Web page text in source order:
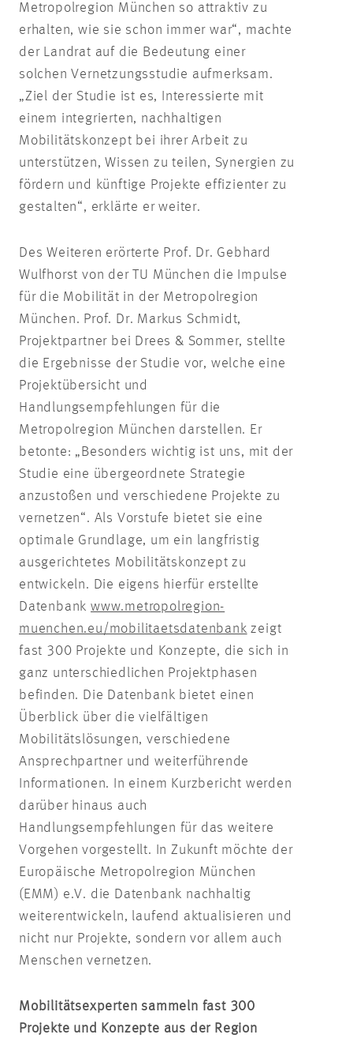
Metropolregion München so attraktiv zu
erhalten, wie sie schon immer war“, machte
der Landrat auf die Bedeutung einer
solchen Vernetzungsstudie aufmerksam.
„Ziel der Studie ist es, Interessierte mit
einem integrierten, nachhaltigen
Mobilitätskonzept bei ihrer Arbeit zu
unterstützen, Wissen zu teilen, Synergien zu
fördern und künftige Projekte effizienter zu
gestalten“, erklärte er weiter.
Des Weiteren erörterte Prof. Dr. Gebhard
Wulfhorst von der TU München die Impulse
für die Mobilität in der Metropolregion
München. Prof. Dr. Markus Schmidt,
Projektpartner bei Drees & Sommer, stellte
die Ergebnisse der Studie vor, welche eine
Projektübersicht und
Handlungsempfehlungen für die
Metropolregion München darstellen. Er
betonte: „Besonders wichtig ist uns, mit der
Studie eine übergeordnete Strategie
anzustoßen und verschiedene Projekte zu
vernetzen“. Als Vorstufe bietet sie eine
optimale Grundlage, um ein langfristig
ausgerichtetes Mobilitätskonzept zu
entwickeln. Die eigens hierfür erstellte
Datenbankwww.metropolregion-
muenchen.eu/mobilitaetsdatenbank zeigt
fast 300 Projekte und Konzepte, die sich in
ganz unterschiedlichen Projektphasen
befinden. Die Datenbank bietet einen
Überblick über die vielfältigen
Mobilitätslösungen, verschiedene
Ansprechpartner und weiterführende
Informationen. In einem Kurzbericht werden
darüber hinaus auch
Handlungsempfehlungen für das weitere
Vorgehen vorgestellt. In Zukunft möchte der
Europäische Metropolregion München
(EMM) e.V. die Datenbank nachhaltig
weiterentwickeln, laufend aktualisieren und
nicht nur Projekte, sondern vor allem auch
Menschen vernetzen.
Mobilitätsexperten sammeln fast 300
Projekte und Konzepte aus der Region